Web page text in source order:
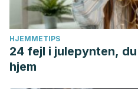
HJEMMETIPS
24 fejl i julepynten,
hjem